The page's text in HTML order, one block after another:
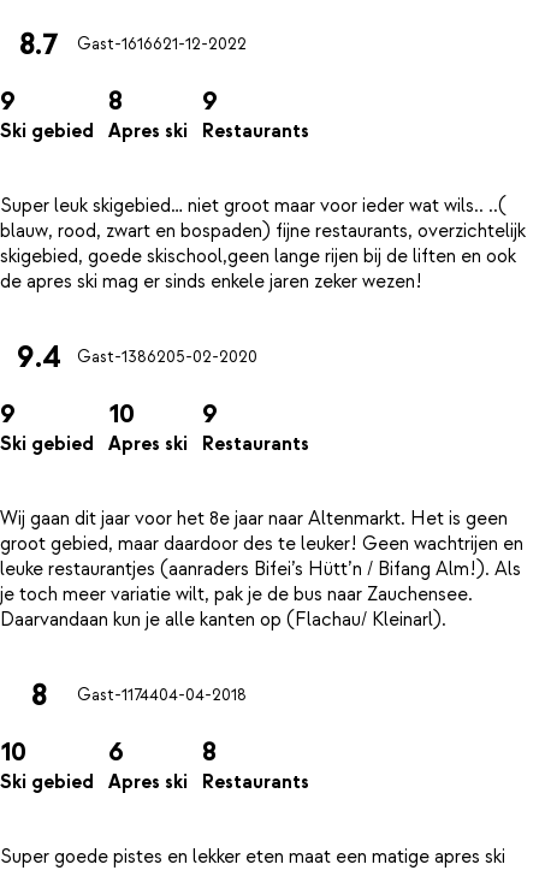
8.7 Gast-1616621-12-2022
9
Ski gebied
8
Apres ski
9
Restaurants
Super leuk skigebied… niet groot maar voor ieder wat wils.. ..(
blauw, rood, zwart en bospaden) fijne restaurants, overzichtelijk
skigebied, goede skischool,geen lange rijen bij de liften en ook
9.4 Gast-1386205-02-2020
9
Ski gebied
10
Apres ski
9
Restaurants
Wij gaan dit jaar voor het 8e jaar naar Altenmarkt. Het is geen
groot gebied, maar daardoor des te leuker! Geen wachtrijen en
leuke restaurantjes (aanraders Bifei’s Hütt’n / Bifang Alm!). Als
je toch meer variatie wilt, pak je de bus naar Zauchensee.
8 Gast-1174404-04-2018
10
Ski gebied
6
Apres ski
8
Restaurants